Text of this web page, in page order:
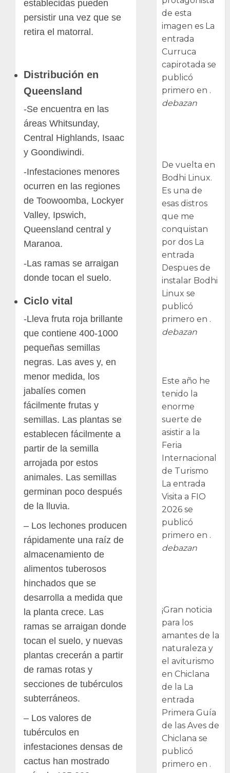
establecidas pueden
persistir una vez que se
retira el matorral.
Distribución en
Queensland
-Se encuentra en las
áreas Whitsunday,
Central Highlands, Isaac
y Goondiwindi.
-Infestaciones menores
ocurren en las regiones
de Toowoomba, Lockyer
Valley, Ipswich,
Queensland central y
Maranoa.
-Las ramas se arraigan
donde tocan el suelo.
Ciclo vital
-Lleva fruta roja brillante
que contiene 400-1000
pequeñas semillas
negras. Las aves y, en
menor medida, los
jabalíes comen
fácilmente frutas y
semillas. Las plantas se
establecen fácilmente a
partir de la semilla
arrojada por estos
animales. Las semillas
germinan poco después
de la lluvia.
– Los lechones producen
rápidamente una raíz de
almacenamiento de
alimentos tuberosos
hinchados que se
desarrolla a medida que
la planta crece. Las
ramas se arraigan donde
tocan el suelo, y nuevas
plantas crecerán a partir
de ramas rotas y
secciones de tubérculos
subterráneos.
– Los valores de
tubérculos en
infestaciones densas de
cactus han mostrado
de esta
imagen es La
entrada
Curruca
capirotada se
publicó
primero en .
debazan
De vuelta en
Bodhi Linux.
Es una de
esas distros
que me
conquistan
por dos La
entrada
Despues de
instalar Bodhi
Linux se
publicó
primero en .
debazan
Este año he
tenido la
enorme
suerte de
asistir a la
Feria
Internacional
de Turismo
La entrada
Visita a FIO
2026 se
publicó
primero en .
debazan
¡Gran noticia
para los
amantes de la
naturaleza y
el aviturismo
en Chiclana
de la La
entrada
Primera Guía
de las Aves de
Chiclana se
publicó
primero en .